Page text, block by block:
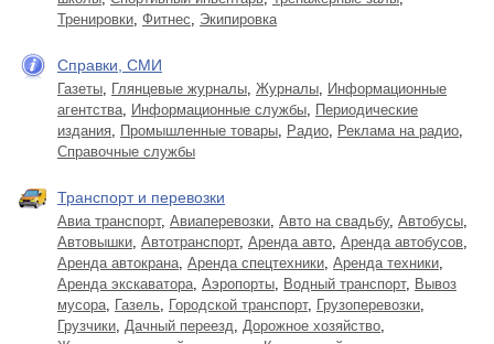
Тренировки, Фитнес, Экипировка
Справки, СМИ
Газеты, Глянцевые журналы, Журналы, Информационные
агентства, Информационные службы, Периодические
издания, Промышленные товары, Радио, Реклама на радио,
Справочные службы
Транспорт и перевозки
Авиа транспорт, Авиаперевозки, Авто на свадьбу, Автобусы,
Автовышки, Автотранспорт, Аренда авто, Аренда автобусов,
Аренда автокрана, Аренда спецтехники, Аренда техники,
Аренда экскаватора, Аэропорты, Водный транспорт, Вывоз
мусора, Газель, Городской транспорт, Грузоперевозки,
Грузчики, Дачный переезд, Дорожное хозяйство,